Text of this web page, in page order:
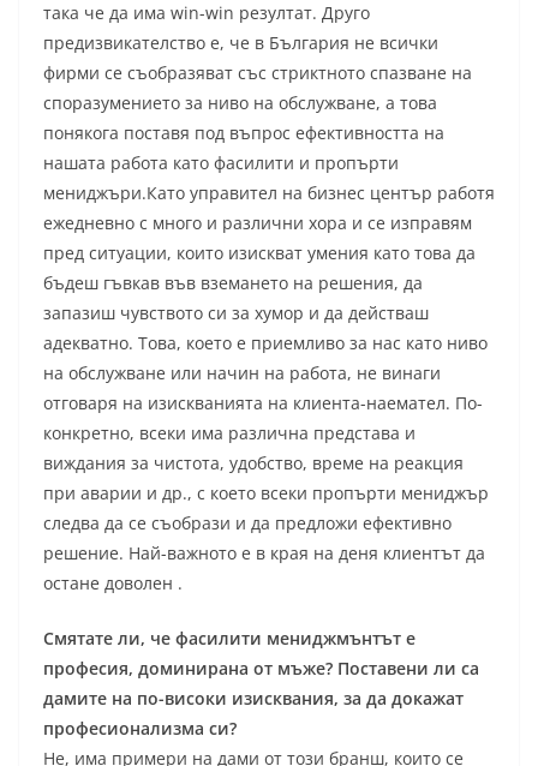
така че да има win-win резултат. Друго
предизвикателство е, че в България не всички
фирми се съобразяват със стриктното спазване на
споразумението за ниво на обслужване, а това
понякога поставя под въпрос ефективността на
нашата работа като фасилити и пропърти
мениджъри.Като управител на бизнес център работя
ежедневно с много и различни хора и се изправям
пред ситуации, които изискват умения като това да
бъдеш гъвкав във вземането на решения, да
запазиш чувството си за хумор и да действаш
адекватно. Това, което е приемливо за нас като ниво
на обслужване или начин на работа, не винаги
отговаря на изискванията на клиента-наемател. По-
конкретно, всеки има различна представа и
виждания за чистота, удобство, време на реакция
при аварии и др., с което всеки пропърти мениджър
следва да се съобрази и да предложи ефективно
решение. Най-важното е в края на деня клиентът да
остане доволен .
Смятате ли, че фасилити мениджмънтът е
професия, доминирана от мъже? Поставени ли са
дамите на по-високи изисквания, за да докажат
професионализма си?
Не, има примери на дами от този бранш, които се